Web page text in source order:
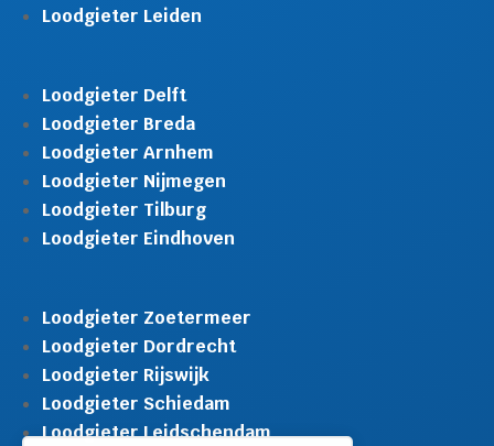
Gratis offerte in 24
uur
Landelijke dekking.
Loodgieter Leiden
Loodgieter Delft
Loodgieter Breda
Loodgieter Arnhem
Loodgieter Nijmegen
Loodgieter Tilburg
Loodgieter Eindhoven
Loodgieter Zoetermeer
Loodgieter Dordrecht
Loodgieter Rijswijk
Loodgieter Schiedam
Loodgieter Leidschendam